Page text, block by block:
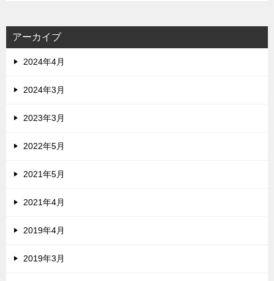
アーカイブ
2024年4月
2024年3月
2023年3月
2022年5月
2021年5月
2021年4月
2019年4月
2019年3月